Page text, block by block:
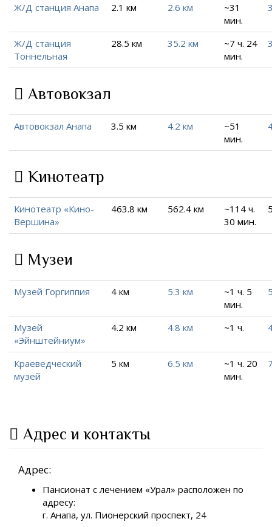
Ж/Д станция Анапа 2.1 км 2.6 км
~31
мин.
Ж/Д станция
Тоннельная
28.5 км 35.2 км
~7 ч. 24
мин.
Автовокзал
Автовокзал Анапа 3.5 км 4.2 км
~51
мин.
Кинотеатр
Кинотеатр «Кино-
Вершина»
463.8 км 562.4 км
~114 ч.
30 мин.
Музеи
Музей Горгиппия 4 км 5.3 км
~1 ч. 5
мин.
Музей
«Эйнштейниум»
4.2 км 4.8 км ~1 ч.
Краеведческий
музей
5 км 6.5 км
~1 ч. 20
мин.
Адрес и контакты
Адрес:
Пансионат с лечением «Урал» расположен по
адресу:
г. Анапа, ул. Пионерский проспект, 24